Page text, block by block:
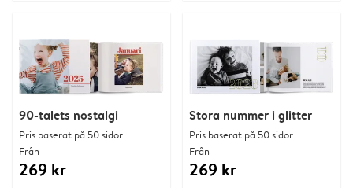
Stora nummer i glitter
Pris baserat på 50 sidor
Från
269 kr
90-talets nostalgi
Pris baserat på 50 sidor
Från
269 kr